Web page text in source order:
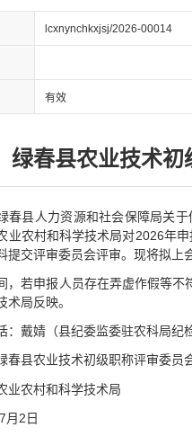
lcxnynchkxjsj/2026-00014
有效
绿春县农业技术初
春县人力资源和社会保障局关
业农村和科学技术局对2026年
提交评审委员会评审。现将拟上
，若申报人员存在弄虚作假等
术局反映。
：戴婧（县纪委监委驻农科局纪
春县农业技术初级职称评审委员
业农村和科学技术局
月2日